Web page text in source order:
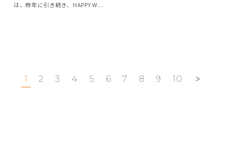
は、昨年に引き続き、HAPPY W...
1 2 3 4 5 6 7 8 9 10